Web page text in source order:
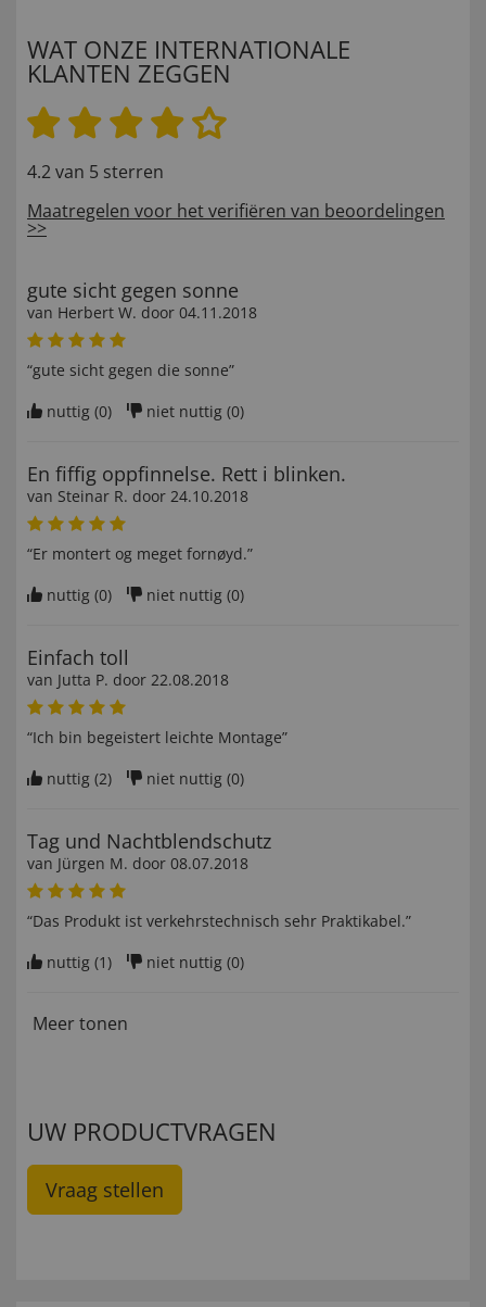
WAT ONZE INTERNATIONALE
KLANTEN ZEGGEN
4.2 van 5 sterren
Maatregelen voor het verifiëren van beoordelingen
>>
gute sicht gegen sonne
van Herbert W. door 04.11.2018
“gute sicht gegen die sonne”
nuttig (0) niet nuttig (0)
En fiffig oppfinnelse. Rett i blinken.
van Steinar R. door 24.10.2018
“Er montert og meget fornøyd.”
nuttig (0) niet nuttig (0)
Einfach toll
van Jutta P. door 22.08.2018
“Ich bin begeistert leichte Montage”
nuttig (2) niet nuttig (0)
Tag und Nachtblendschutz
van Jürgen M. door 08.07.2018
“Das Produkt ist verkehrstechnisch sehr Praktikabel.”
nuttig (1) niet nuttig (0)
Meer tonen
UW PRODUCTVRAGEN
Vraag stellen